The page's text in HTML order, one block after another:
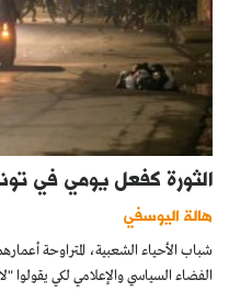
الثورة كفعل يومي في
هالة اليوسفي
الفضاء السياسي والإعلامي لكي يقولوا